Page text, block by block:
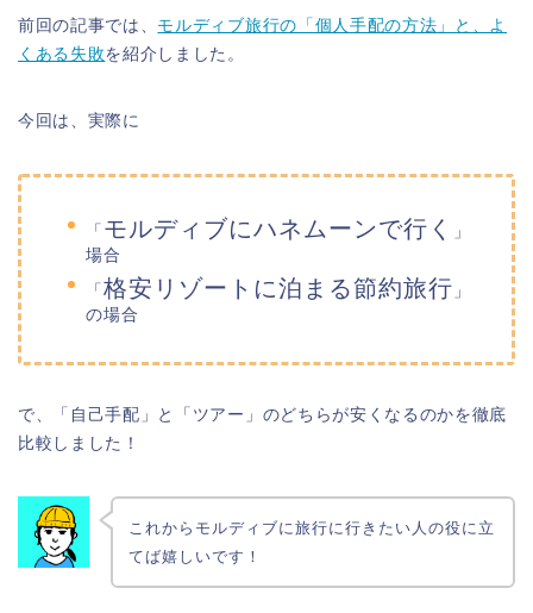
前回の記事では、 モルディブ旅行の「個人手配の方法」と、よ
くある失敗を紹介しました。
今回は、実際に
「 モルディブにハネムーンで行く
」
場合
「 格安リゾートに泊まる節約旅行 」
の場合
で、「自己手配」と「ツアー」のどちらが安くなるのかを徹底
比較しました！
これからモルディブに旅行に行きたい人の役に立
てば嬉しいです！